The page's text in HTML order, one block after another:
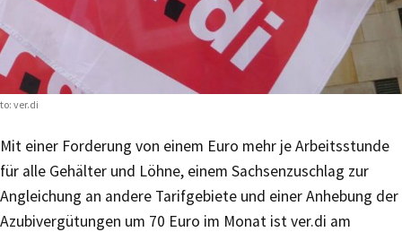
ver.di
Mit einer Forderung von einem Euro mehr je Arbeitsstunde
für alle Gehälter und Löhne, einem Sachsenzuschlag zur
Angleichung an andere Tarifgebiete und einer Anhebung der
Azubivergütungen um 70 Euro im Monat ist ver.di am